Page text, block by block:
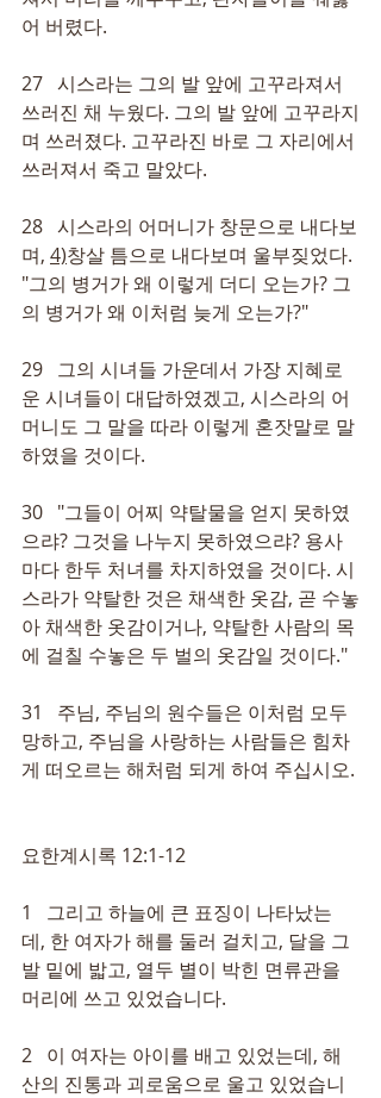
어 버렸다.
27   시스라는 그의 발 앞에 고꾸라져서
쓰러진 채 누웠다. 그의 발 앞에 고꾸라지
며 쓰러졌다. 고꾸라진 바로 그 자리에서
쓰러져서 죽고 말았다.
28   시스라의 어머니가 창문으로 내다보
며, 4)창살 틈으로 내다보며 울부짖었다.
"그의 병거가 왜 이렇게 더디 오는가? 그
의 병거가 왜 이처럼 늦게 오는가?"
29   그의 시녀들 가운데서 가장 지혜로
운 시녀들이 대답하였겠고, 시스라의 어
머니도 그 말을 따라 이렇게 혼잣말로 말
하였을 것이다.
30   "그들이 어찌 약탈물을 얻지 못하였
으랴? 그것을 나누지 못하였으랴? 용사
마다 한두 처녀를 차지하였을 것이다. 시
스라가 약탈한 것은 채색한 옷감, 곧 수놓
아 채색한 옷감이거나, 약탈한 사람의 목
에 걸칠 수놓은 두 벌의 옷감일 것이다."
31   주님, 주님의 원수들은 이처럼 모두
망하고, 주님을 사랑하는 사람들은 힘차
게 떠오르는 해처럼 되게 하여 주십시오.
요한계시록 12:1-12
1   그리고 하늘에 큰 표징이 나타났는
데, 한 여자가 해를 둘러 걸치고, 달을 그
발 밑에 밟고, 열두 별이 박힌 면류관을
머리에 쓰고 있었습니다.
2   이 여자는 아이를 배고 있었는데, 해
산의 진통과 괴로움으로 울고 있었습니